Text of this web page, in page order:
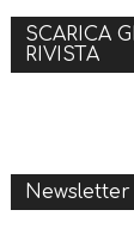
SCARICA
RIVISTA
Newsletter